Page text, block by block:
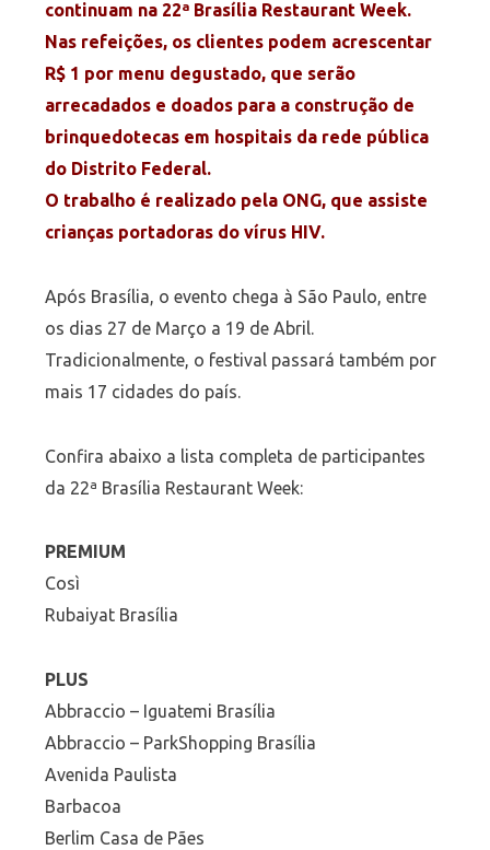
continuam na 22ª Brasília Restaurant Week.
Nas refeições, os clientes podem acrescentar
R$ 1 por menu degustado, que serão
arrecadados e doados para a construção de
brinquedotecas em hospitais da rede pública
do Distrito Federal.
O trabalho é realizado pela ONG, que assiste
crianças portadoras do vírus HIV.
Após Brasília, o evento chega à São Paulo, entre
os dias 27 de Março a 19 de Abril.
Tradicionalmente, o festival passará também por
mais 17 cidades do país.
Confira abaixo a lista completa de participantes
da 22ª Brasília Restaurant Week:
PREMIUM
Così
Rubaiyat Brasília
PLUS
Abbraccio – Iguatemi Brasília
Abbraccio – ParkShopping Brasília
Avenida Paulista
Barbacoa
Berlim Casa de Pães